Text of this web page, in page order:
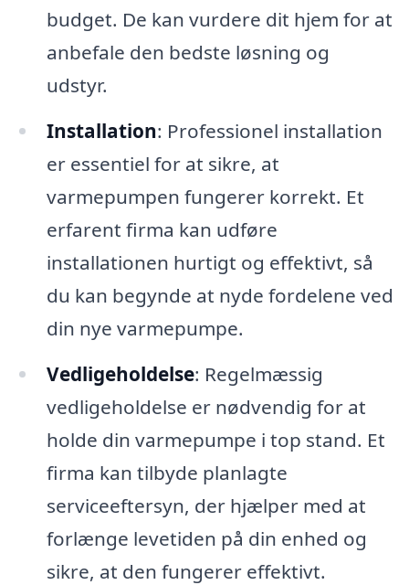
budget. De kan vurdere dit hjem for at
anbefale den bedste løsning og
udstyr.
Installation: Professionel installation
er essentiel for at sikre, at
varmepumpen fungerer korrekt. Et
erfarent firma kan udføre
installationen hurtigt og effektivt, så
du kan begynde at nyde fordelene ved
din nye varmepumpe.
Vedligeholdelse: Regelmæssig
vedligeholdelse er nødvendig for at
holde din varmepumpe i top stand. Et
firma kan tilbyde planlagte
serviceeftersyn, der hjælper med at
forlænge levetiden på din enhed og
sikre, at den fungerer effektivt.